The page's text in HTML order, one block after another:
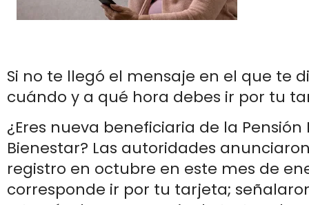
Si no te llegó el mensaje en el que te
cuándo y a qué hora debes ir por tu
¿Eres nueva beneficiaria de la Pensión
Bienestar? Las autoridades
registro en octubre en este mes de
corresponde ir por tu tarjeta;